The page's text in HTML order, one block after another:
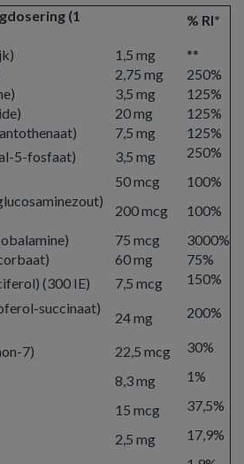
(1
% RI*
1,5 mg
**
2,75 mg
250%
3,5 mg
125%
20 mg
125%
7,5 mg
125%
5-fosfaat)
3,5 mg
250%
50 mcg
100%
200 mcg
100%
75 mcg
3000%
60 mg
75%
(300 IE)
7,5 mcg
150%
succinaat)
24 mg 200%
7) 22,5 mcg
30%
8,3 mg
1%
15 mcg
37,5%
2,5 mg
17,9%